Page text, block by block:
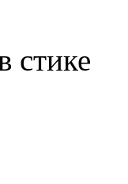
стике